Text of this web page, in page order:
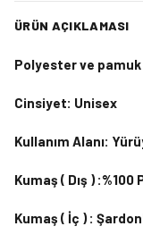
ÜRÜN AÇIKLAMASI
Polyester ve
Kullanım Alanı:
Kumaş ( Dış )
Kumaş ( İç ) :